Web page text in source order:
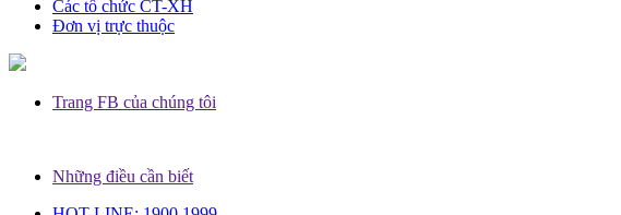
Các tổ chức CT-XH
Đơn vị trực thuộc
Trang FB của chúng tôi
Những điều cần biết